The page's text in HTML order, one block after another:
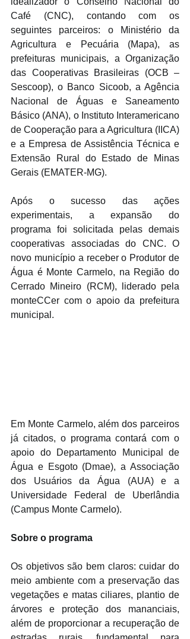
Café (CNC), contando com os
seguintes parceiros: o Ministério da
Agricultura e Pecuária (Mapa), as
prefeituras municipais, a Organização
das Cooperativas Brasileiras (OCB –
Sescoop), o Banco Sicoob, a Agência
Nacional de Águas e Saneamento
Básico (ANA), o Instituto Interamericano
de Cooperação para a Agricultura (IICA)
e a Empresa de Assistência Técnica e
Extensão Rural do Estado de Minas
Gerais (EMATER-MG).
Após o sucesso das ações
experimentais, a expansão do
programa foi solicitada pelas demais
cooperativas associadas do CNC. O
novo município a receber o Produtor de
Água é Monte Carmelo, na Região do
Cerrado Mineiro (RCM), liderado pela
monteCCer com o apoio da prefeitura
municipal.
Em Monte Carmelo, além dos parceiros
já citados, o programa contará com o
apoio do Departamento Municipal de
Água e Esgoto (Dmae), a Associação
dos Usuários da Água (AUA) e a
Universidade Federal de Uberlândia
(Campus Monte Carmelo).
Sobre o programa
Os objetivos são bem claros: cuidar do
meio ambiente com a preservação das
vegetações e matas ciliares, plantio de
árvores e proteção dos mananciais,
além de proporcionar a recuperação de